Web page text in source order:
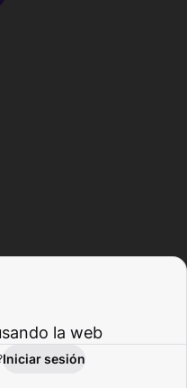
Actividad
la web
Iniciar sesión